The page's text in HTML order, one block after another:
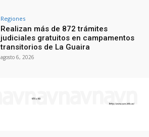
Regiones
Realizan más de 872 trámites
judiciales gratuitos en campamentos
transitorios de La Guaira
agosto 6, 2026